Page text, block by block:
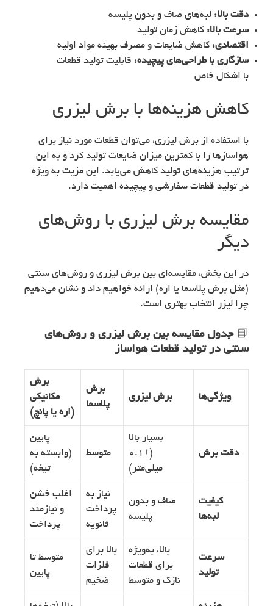
دقت بالا: لبه‌های صاف و بدون پلیسه
سرعت بالا: کاهش زمان تولید
اقتصادی: کاهش ضایعات و مصرف بهینه مواد اولیه
سازگاری با طراحی‌های پیچیده: قابلیت تولید قطعات
با اشکال خاص
کاهش هزینه‌ها با برش لیزری
با استفاده از برش لیزری، می‌توان قطعات مورد نیاز برای
هواسازها را با کمترین میزان ضایعات تولید کرد و به این
ترتیب هزینه‌های تولید کاهش می‌یابد. این مزیت به ویژه
در تولید قطعات سفارشی و پیچیده اهمیت دارد.
مقایسه برش لیزری با روش‌های
دیگر
در این بخش، مقایسه‌ای بین برش لیزری و روش‌های سنتی
(مثل برش پلاسما یا اره) ارائه خواهیم داد و نشان می‌دهیم
چرا لیزر انتخاب بهتری است.
📘جدول مقایسه بین برش لیزری و روش‌های
سنتی در تولید قطعات هواساز
ویژگی‌ها برش لیزری
برش
پلاسما
برش
مکانیکی
(اره یا پانچ)
دقت برش
بسیار بالا
(±۰.۱
میلی‌متر)
متوسط
پایین
(وابسته به
تیغه)
کیفیت
لبه‌ها
صاف و بدون
پلیسه
نیاز به
پرداخت
ثانویه
اغلب خشن
و نیازمند
پرداخت
سرعت
تولید
بالا، به‌ویژه
برای قطعات
نازک و متوسط
بالا برای
فلزات
ضخیم
متوسط تا
پایین